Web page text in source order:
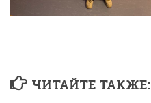
ЧИТАЙТЕ ТАКЖЕ: